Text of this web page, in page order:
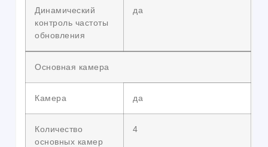
Динамический
контроль частоты
обновления
да
Основная камера
Камера да
Количество
основных камер
4